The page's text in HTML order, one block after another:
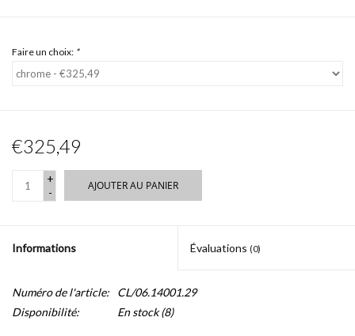
Faire un choix: *
€325,49
+
-
AJOUTER AU PANIER
Informations Évaluations (0)
Numéro de l'article:
CL/06.14001.29
Disponibilité:
En stock(8)